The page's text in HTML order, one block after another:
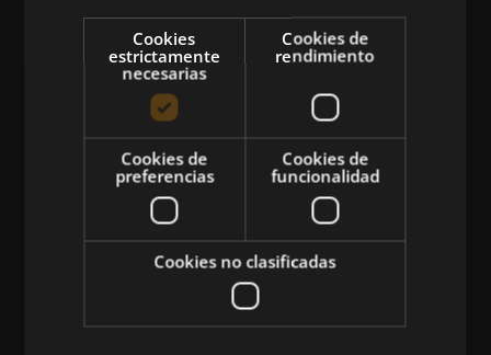
CATEGORÍAS
Atletismo
Musculación
Cookies
estrictamente
necesarias
Cookies de
rendimiento
Cookies de
preferencias
Cookies de
funcionalidad
Cookies no clasificadas